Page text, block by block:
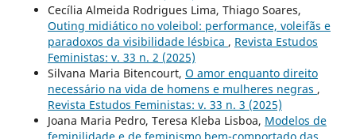
Cecília Almeida Rodrigues Lima, Thiago Soares,
Outing midiático no voleibol: performance, voleifãs e
paradoxos da visibilidade lésbica , Revista Estudos
Feministas: v. 33 n. 2 (2025)
Silvana Maria Bitencourt, O amor enquanto direito
necessário na vida de homens e mulheres negras ,
Revista Estudos Feministas: v. 33 n. 3 (2025)
Joana Maria Pedro, Teresa Kleba Lisboa, Modelos de